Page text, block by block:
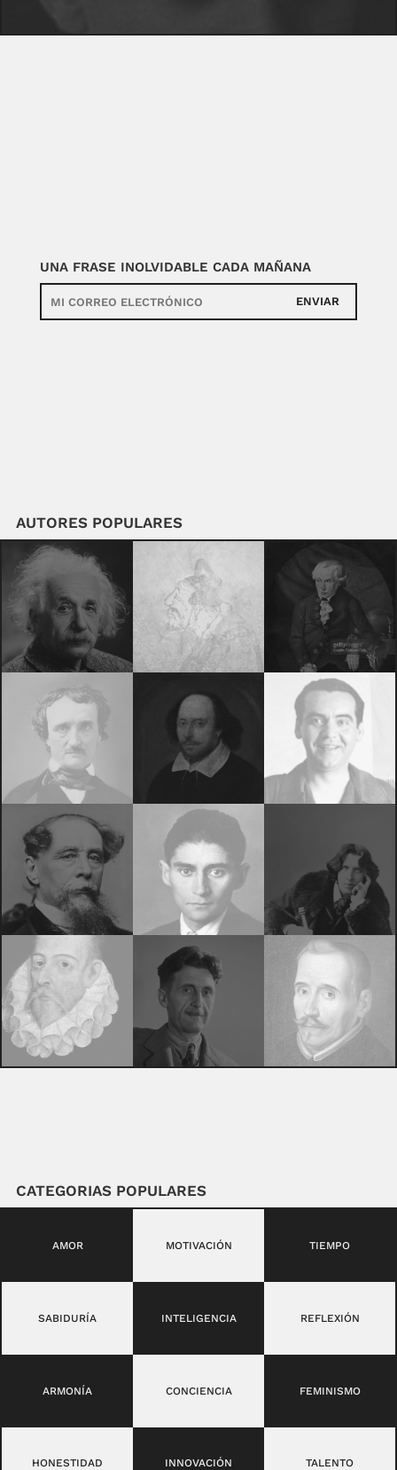
UNA FRASE INOLVIDABLE CADA MAÑANA
ENVIAR
AUTORES POPULARES
CATEGORIAS POPULARES
AMOR MOTIVACIÓN TIEMPO
SABIDURÍA INTELIGENCIA REFLEXIÓN
ARMONÍA CONCIENCIA FEMINISMO
HONESTIDAD INNOVACIÓN TALENTO